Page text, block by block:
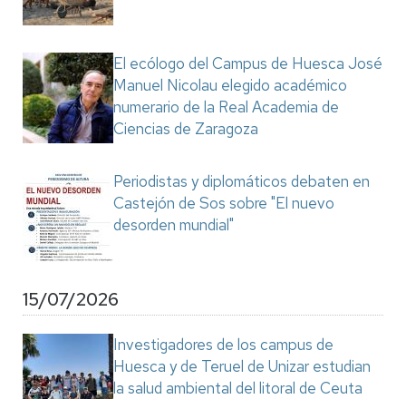
El ecólogo del Campus de Huesca José
Manuel Nicolau elegido académico
numerario de la Real Academia de
Ciencias de Zaragoza
Periodistas y diplomáticos debaten en
Castejón de Sos sobre "El nuevo
desorden mundial"
15/07/2026
Investigadores de los campus de
Huesca y de Teruel de Unizar estudian
la salud ambiental del litoral de Ceuta